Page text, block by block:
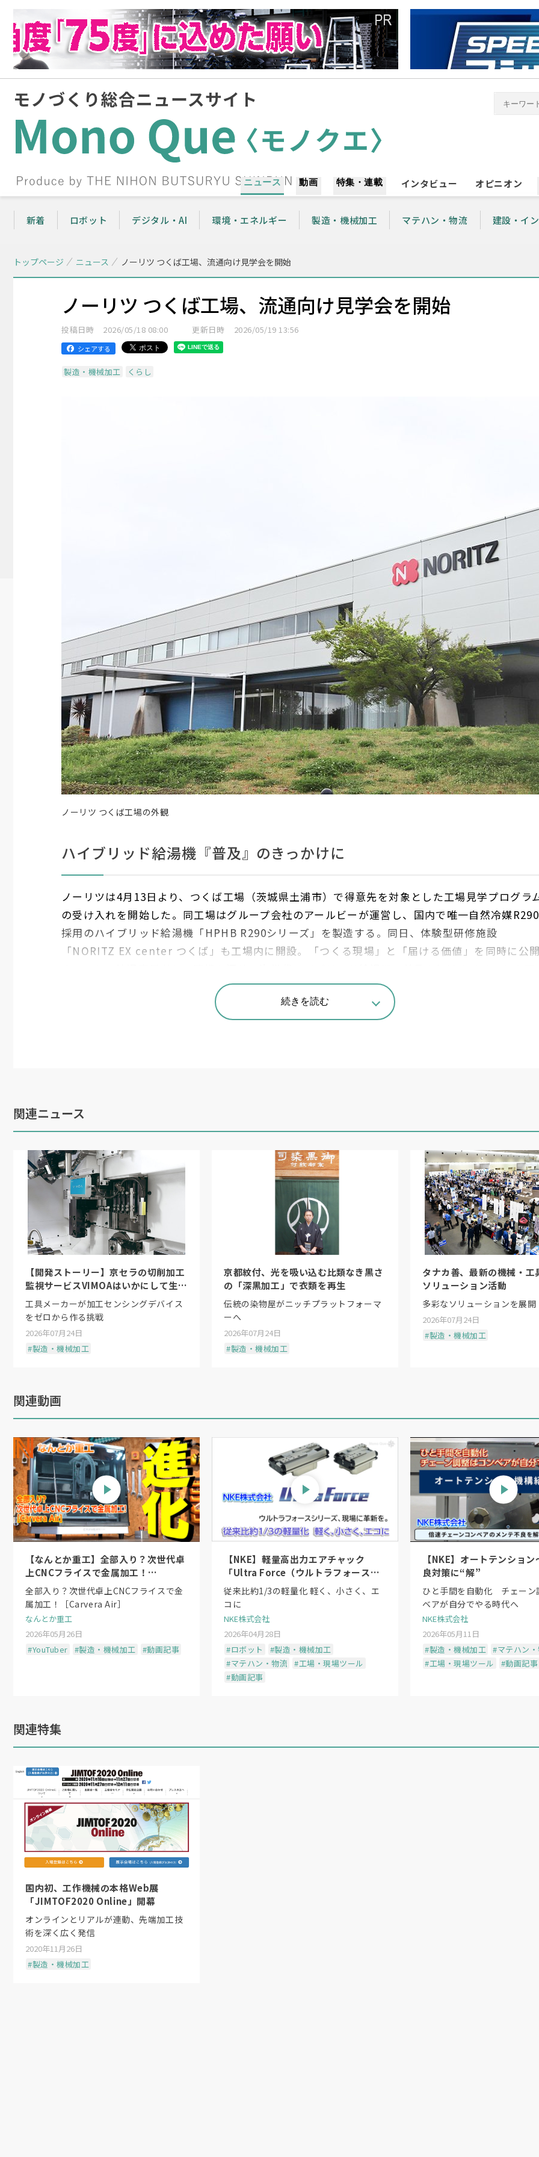
ニュース 動画 特集・連載 インタビュー オピニオン
新着 ロボット デジタル・AI 環境・エネルギー 製造・機械加工 マテハン・物流 建設・イ
トップページ ニュース ノーリツ つくば工場、流通向け見学会を開始
ノーリツ つくば工場、流通向け見学会を開始
投稿日時 2026/05/18 08:00 更新日時 2026/05/19 13:56
シェアする
製造・機械加工 くらし
ノーリツ つくば工場の外観
ハイブリッド給湯機『普及』のきっかけに
ノーリツは4月 13日より、つくば工場（茨城県土浦市）で得意先を対象とした工場見学プログラ
の受け入れを開始した。同工場はグループ会社のアールビーが運営し、国内で唯一自然冷媒R290
採用のハイブリッド給湯機「HPHB R290シリーズ」を製造する。同日、体験型研修施設
「NORITZ EX center つくば」も工場内に開設。「つくる現場」と「届ける価値」を同時に公
日には報道陣に製造現場を公開した。見学の中核となったのが、昨
ける加工工程の内製化率を高め、品質管理の一貫性の向上と部品配送時の
た。その一例が蒸発熱交換器のL字曲げ加工だ。従来は協力工場で曲げたものを仕入れていたが
熱交換器をフラットな状態で受入れラインサイドで曲げることで、輸送効率を約4倍向上させた
同様の措置を凝縮熱交換器のパイプ溶接（ロウ付け）などでも行った。
熱交換器をフラットな状態で受入れることで輸送効率を約４倍向上させた
■検査工程はAIで
1階の貯湯ユニット生産ラインでは、
認識技術で、減圧弁の向きの正誤や逆止弁（チェックバルブ）の組付け忘れの有無などを自動判
する。手作業が中心だった検査工程に自動検査装置を投入することで、検査精度の向上と均質化
省人化を同時に実現。検査データの蓄積による将来的な品質管理の高度化にも寄与するとみる。
他にも、外装部品の加工に海外メーカー製のパネルベンダーを導入。金型を使用せずにブレード
板を押さえて曲げる方式のため、大型で複雑なワークでも最長約
動完了する。
続きを読む
関連ニュース
【開発ストーリー】京セラの切削加工
監視サービスVIMOAはいかにして生ま
れたか
工具メーカーが加工センシングデバイス
をゼロから作る挑戦
2026年07月24日
#製造・機械加工
京都紋付、光を吸い込む比類なき黒さ
の「深黒加工」で衣類を再生
伝統の染物屋がニッチプラットフォーマ
ーへ
2026年07月24日
#製造・機械加工
タナカ善、最新の機械・工
ソリューション活動
多彩なソリューションを展開
2026年07月24日
#製造・機械加工
関連動画
【なんとか重工】全部入り？次世代卓
上CNCフライスで金属加工！
［Carvera Air］
全部入り？次世代卓上CNCフライスで金
属加工！［Carvera Air］
なんとか重工
2026年05月26日
#YouTuber
#製造・機械加工 #動画記事
【NKE】軽量高出力エアチャック
「Ultra Force（ウルトラフォース）
シリーズ」〜日本初のシーケンスシリ
ンダ機構
従来比約1/3の軽量化 軽く、小さく、エ
コに
NKE株式会社
2026年04月28日
#ロボット
#製造・機械加工
#マテハン・物流
#工場・現場ツール
#動画記事
【NKE】オートテンショ
良対策に“解”
ひと手間を自動化 チェーン
ベアが自分でやる時代へ
NKE株式会社
2026年05月11日
#製造・機械加工 #マテハン
#工場・現場ツール
#動画記事
関連特集
国内初、工作機械の本格Web展
「JIMTOF2020 Online」開幕
オンラインとリアルが連動、先端加工技
術を深く広く発信
2020年11月26日
#製造・機械加工